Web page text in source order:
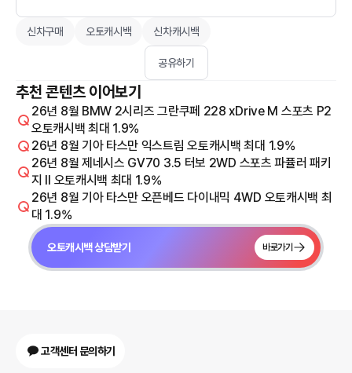
신차구매 오토캐시백 신차캐시백
공유하기
추천 콘텐츠 이어보기
26년 8월 BMW 2시리즈 그란쿠페 228 xDrive M 스포츠 P2
오토캐시백 최대 1.9%
26년 8월 기아 타스만 익스트림 오토캐시백 최대 1.9%
26년 8월 제네시스 GV70 3.5 터보 2WD 스포츠 파퓰러 패키
지 Il 오토캐시백 최대 1.9%
26년 8월 기아 타스만 오픈베드 다이내믹 4WD 오토캐시백 최
대 1.9%
오토캐시백 상담받기 바로가기
고객센터 문의하기